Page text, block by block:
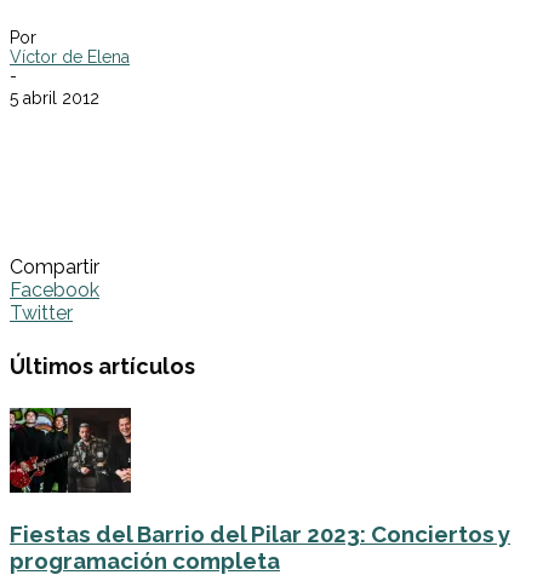
Por
Víctor de Elena
-
5 abril 2012
Compartir
Facebook
Twitter
Últimos artículos
Fiestas del Barrio del Pilar 2023: Conciertos y
programación completa